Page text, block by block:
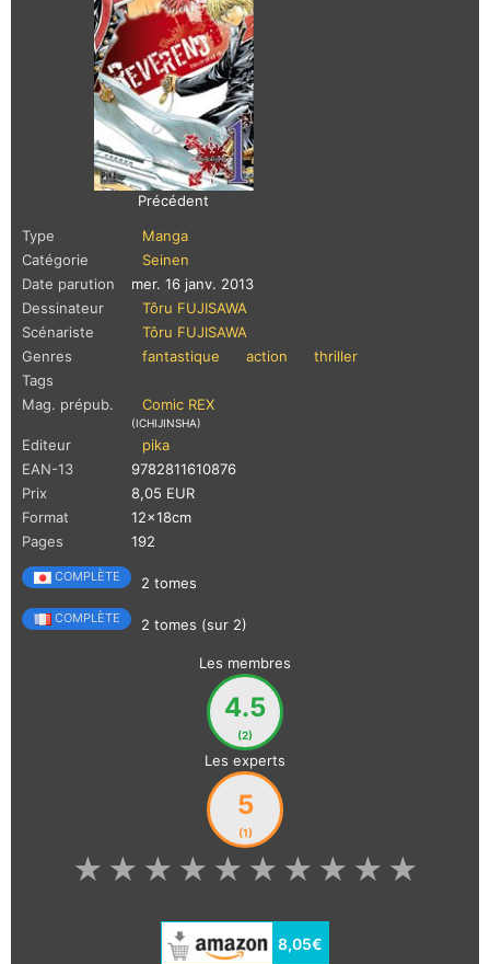
Précédent
Type
Manga
Catégorie
Seinen
Date parution
mer. 16 janv. 2013
Dessinateur
Tôru FUJISAWA
Scénariste
Tôru FUJISAWA
Genres
fantastique action
thriller
Tags
Mag. prépub.
Comic REX
(ICHIJINSHA)
Editeur
pika
EAN-13
9782811610876
Prix
8,05 EUR
Format
12x18cm
Pages
192
COMPLÈTE 2 tomes
COMPLÈTE 2 tomes (sur 2)
Les membres
4.5
(2)
Les experts
5
(1)
★
★
★
★
★
★
★
★
★
★
8,05€